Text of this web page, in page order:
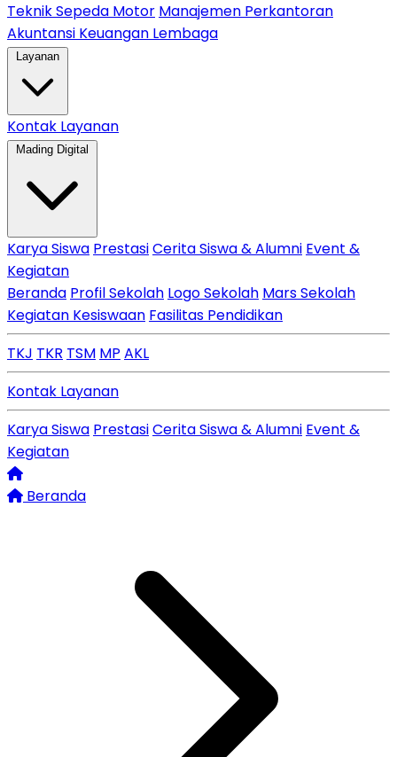
Teknik Sepeda Motor Manajemen Perkantoran
Akuntansi Keuangan Lembaga
Layanan
Kontak Layanan
Mading Digital
Karya Siswa PrestasiCerita Siswa & Alumni Event &
Kegiatan
Beranda Profil Sekolah Logo Sekolah Mars Sekolah
Kegiatan Kesiswaan Fasilitas Pendidikan
TKJ TKR TSM MP AKL
Kontak Layanan
Karya Siswa PrestasiCerita Siswa & Alumni Event &
Kegiatan
Beranda